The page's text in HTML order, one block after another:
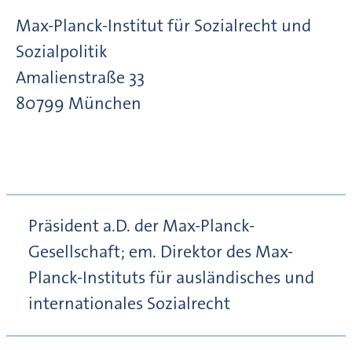
Max-Planck-Institut für Sozialrecht und
Sozialpolitik
Amalienstraße 33
80799 München
Präsident a.D. der Max-Planck-
Gesellschaft; em. Direktor des Max-
Planck-Instituts für ausländisches und
internationales Sozialrecht